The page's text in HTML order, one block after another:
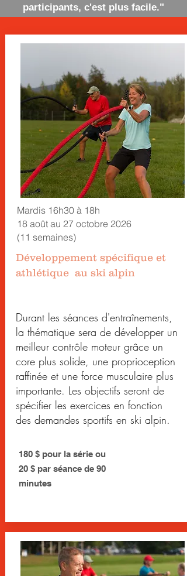
participants, c'est plus facile."
Mardis 16h30 à 18h
18 août au 27 octobre 2026
(11 semaines)
Développement spécifique et
athlétique au ski alpin
Durant les séances d'entraînements,
la thématique sera de développer un
meilleur contrôle moteur grâce un
core plus solide, une proprioception
raffinée et une force musculaire plus
importante. Les objectifs seront de
spécifier les exercices en fonction
des demandes sportifs en ski alpin.
180 $ pour la série ou
20 $ par séance de 90
minutes